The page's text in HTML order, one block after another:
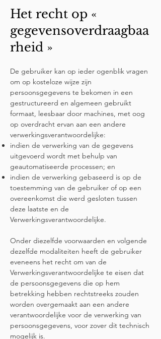
Het recht op «
gegevensoverdraagbaa
rheid »
De gebruiker kan op ieder ogenblik vragen
om op kosteloze wijze zijn
persoonsgegevens te bekomen in een
gestructureerd en algemeen gebruikt
formaat, leesbaar door machines, met oog
op overdracht ervan aan een andere
verwerkingsverantwoordelijke:
indien de verwerking van de gegevens
uitgevoerd wordt met behulp van
geautomatiseerde processen; en
indien de verwerking gebaseerd is op de
toestemming van de gebruiker of op een
overeenkomst die werd gesloten tussen
deze laatste en de
Verwerkingsverantwoordelijke.
Onder diezelfde voorwaarden en volgende
dezelfde modaliteiten heeft de gebruiker
eveneens het recht om van de
Verwerkingsverantwoordelijke te eisen dat
de persoonsgegevens die op hem
betrekking hebben rechtstreeks zouden
worden overgemaakt aan een andere
verantwoordelijke voor de verwerking van
persoonsgegevens, voor zover dit technisch
mogelijk is.